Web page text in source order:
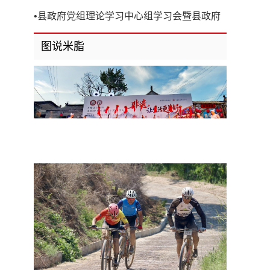
•县政府党组理论学习中心组学习会暨县政府
第8次党组（扩大）会议召开
图说米脂